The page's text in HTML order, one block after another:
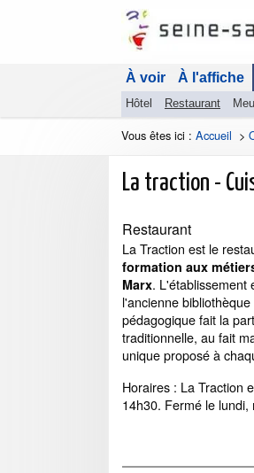
À voir À l'affiche
Hôtel Restaurant
Vous êtes ici : Accueil >
La traction -
Restaurant
La Traction est le
formation aux
Marx. L'établissement
l'ancienne
pédagogique fait la
traditionnelle, au fait
unique proposé à
Horaires : La Traction
14h30. Fermé le